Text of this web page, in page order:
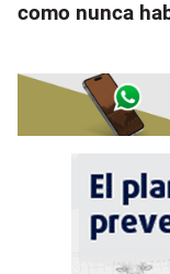
como nunca